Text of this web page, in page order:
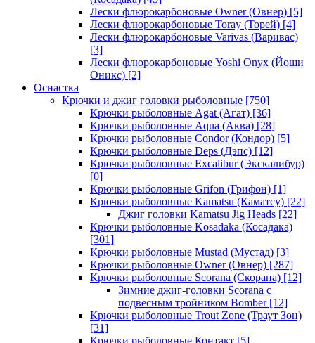
Лески флюрокарбоновые Owner (Овнер) [5]
Лески флюрокарбоновые Toray (Торей) [4]
Лески флюрокарбоновые Varivas (Варивас)
[3]
Лески флюрокарбоновые Yoshi Onyx (Йоши
Оникс) [2]
Оснастка
Крючки и джиг головки рыболовные [750]
Крючки рыболовные Agat (Агат) [36]
Крючки рыболовные Aqua (Аква) [28]
Крючки рыболовные Condor (Кондор) [5]
Крючки рыболовные Deps (Дэпс) [12]
Крючки рыболовные Excalibur (Экскалибур)
[0]
Крючки рыболовные Grifon (Грифон) [1]
Крючки рыболовные Kamatsu (Каматсу) [22]
Джиг головки Kamatsu Jig Heads [22]
Крючки рыболовные Kosadaka (Косадака)
[301]
Крючки рыболовные Mustad (Мустад) [3]
Крючки рыболовные Owner (Овнер) [287]
Крючки рыболовные Scorana (Скорана) [12]
Зимние джиг-головки Scorana с
подвесным тройником Bomber[12]
Крючки рыболовные Trout Zone (Траут Зон)
[31]